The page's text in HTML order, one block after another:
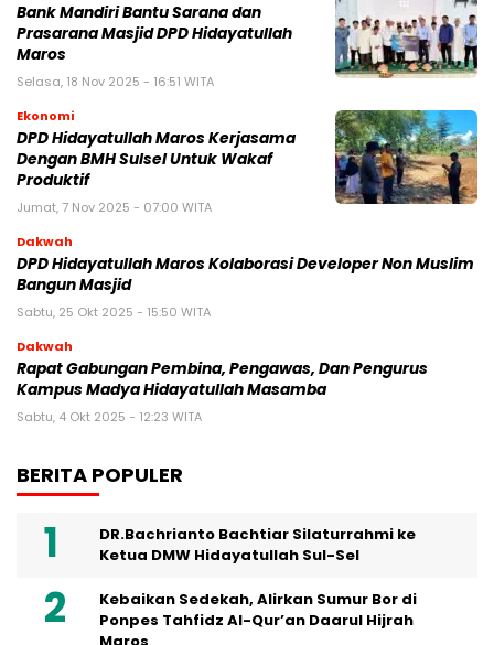
Bank Mandiri Bantu Sarana dan
Prasarana Masjid DPD Hidayatullah
Maros
Selasa, 18 Nov 2025 - 16:51 WITA
Ekonomi
DPD Hidayatullah Maros Kerjasama
Dengan BMH Sulsel Untuk Wakaf
Produktif
Jumat, 7 Nov 2025 - 07:00 WITA
Dakwah
DPD Hidayatullah Maros Kolaborasi Developer Non Muslim
Bangun Masjid
Sabtu, 25 Okt 2025 - 15:50 WITA
Dakwah
Rapat Gabungan Pembina, Pengawas, Dan Pengurus
Kampus Madya Hidayatullah Masamba
Sabtu, 4 Okt 2025 - 12:23 WITA
BERITA POPULER
DR.Bachrianto Bachtiar Silaturrahmi ke
Ketua DMW Hidayatullah Sul-Sel
Kebaikan Sedekah, Alirkan Sumur Bor di
Ponpes Tahfidz Al-Qur’an Daarul Hijrah